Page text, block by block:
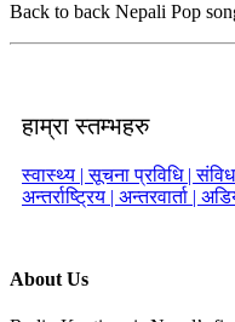
Back to back Nepali Pop
हाम्रा स्तम्भहरु
स्वास्थ्य |सूचना प्रविधि |
अन्तर्राष्ट्रिय | अन्तरवार्ता |
About Us